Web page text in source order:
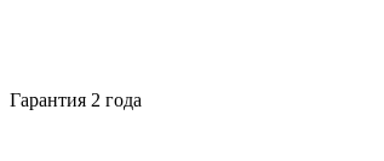
Гарантия 2 года